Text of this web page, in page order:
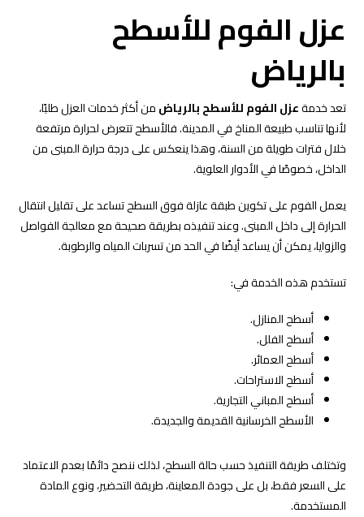
عزل الفوم للأسطح
بالرياض
تعد خدمةعزل الفوم للأسطح بالرياضمن أكثر خدمات العزل طلبًا،
لأنها تناسب طبيعة المناخ في المدينة. فالأسطح تتعرض لحرارة مرتفعة
خلال فترات طويلة من السنة، وهذا ينعكس على درجة حرارة المبنى من
الداخل، خصوصًا في الأدوار العلوية.
يعمل الفوم على تكوين طبقة عازلة فوق السطح تساعد على تقليل انتقال
الحرارة إلى داخل المبنى. وعند تنفيذه بطريقة صحيحة مع معالجة الفواصل
والزوايا، يمكن أن يساعد أيضًا في الحد من تسربات المياه والرطوبة.
تستخدم هذه الخدمة في:
أسطح المنازل.
أسطح الفلل.
أسطح العمائر.
أسطح الاستراحات.
أسطح المباني التجارية.
الأسطح الخرسانية القديمة والجديدة.
وتختلف طريقة التنفيذ حسب حالة السطح، لذلك ننصح دائمًا بعدم الاعتماد
على السعر فقط، بل على جودة المعاينة، طريقة التحضير، ونوع المادة
المستخدمة.